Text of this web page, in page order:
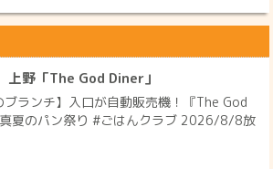
上野「The God Diner」
ブランチ】入口が自動販売機！『The God
夏のパン祭り #ごはんクラブ 2026/8/8放